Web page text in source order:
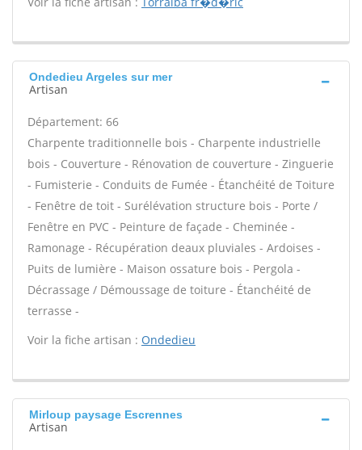
Ondedieu Argeles sur mer
Artisan
Département: 66
Charpente traditionnelle bois - Charpente industrielle
bois - Couverture - Rénovation de couverture - Zinguerie
- Fumisterie - Conduits de Fumée - Étanchéité de Toiture
- Fenêtre de toit - Surélévation structure bois - Porte /
Fenêtre en PVC - Peinture de façade - Cheminée -
Ramonage - Récupération deaux pluviales - Ardoises -
Puits de lumière - Maison ossature bois - Pergola -
Décrassage / Démoussage de toiture - Étanchéité de
terrasse -
Voir la fiche artisan : Ondedieu
Mirloup paysage Escrennes
Artisan